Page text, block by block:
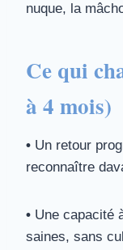
nuque, la
Ce qui
à 4 mois)
• Un retour
reconnaître
• Une capacité
saines, sans